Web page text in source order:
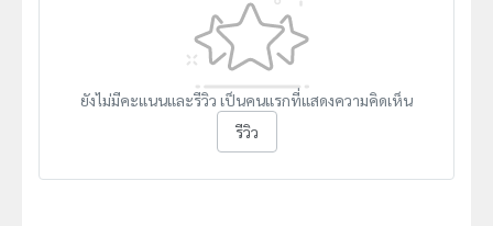
ยังไม่มีคะแนนและรีวิว เป็นคนแรกที่แสดงความคิดเห็น
รีวิว